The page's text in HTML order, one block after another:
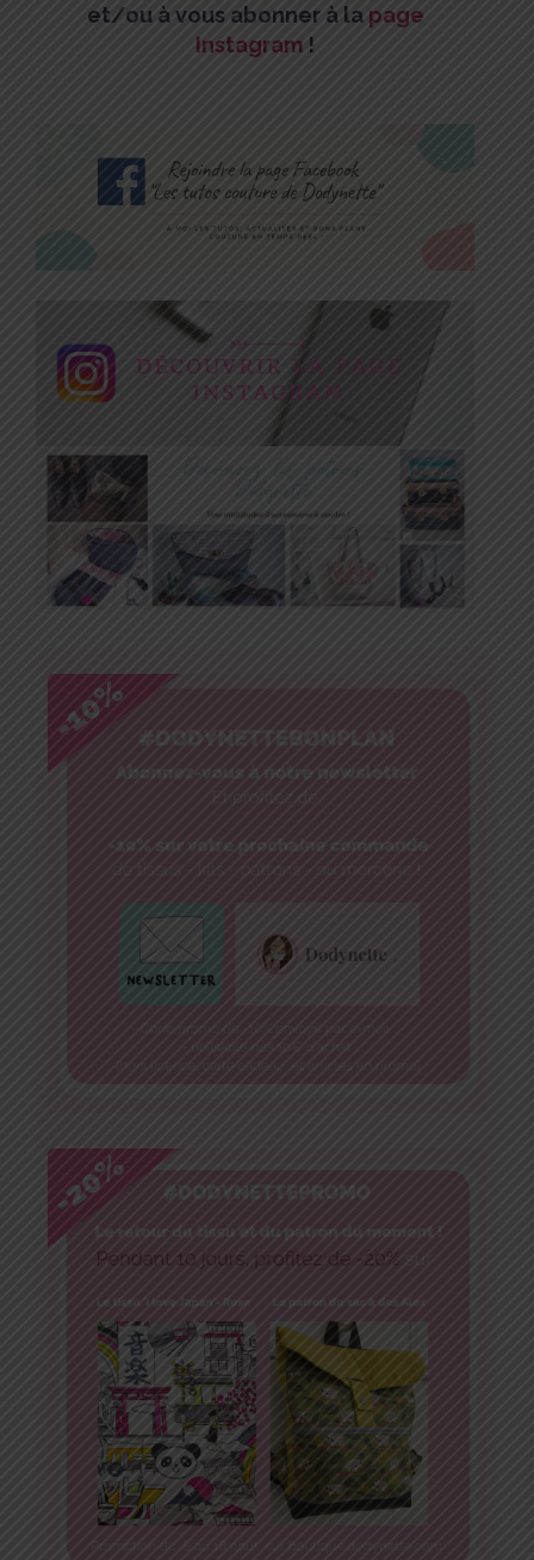
et/ou à vous abonner à lapage
Instagram !